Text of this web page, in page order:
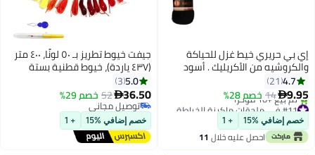
إي بي حريري خيط غزل للحياكة
والكروشيه من الأكريليك . أسود
40جرام4.7
21
9.95
14خصم 28%
#11 في ملحقات ماكينة الخياطة
بتخلّص بسرعة
تم بيع +10 مؤخرًا
#11 في ملحقات ماكينة الخياطة
خصم إضافي %15 + 1
احصل عليه خلال 11
جيفت خيوط تطريز بـ ٥٠ لونًا، ٤٠٠ متر
(٤٣٧ ياردة)، خيوط قطنية بستة
خيوط للتطريز اليدوي وأساور
الصداقة (٨٫٧ ياردة لكل شلة)
5.0
3
36.50
52 خصم 29%
توصيل مجاني
توصيل مجاني
خصم إضافي %15 + 1